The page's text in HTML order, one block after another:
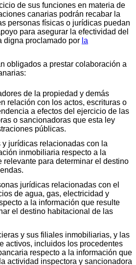
de sus funciones en materia de
canarias podrán recabar la
personas físicas o jurídicas puedan
para asegurar la efectividad del
digna proclamado por la
obligados a prestar colaboración a
de la propiedad y demás
relación con los actos, escrituras o
a efectos del ejercicio de las
o sancionadoras que esta ley
públicas.
y jurídicas relacionadas con la
inmobiliaria respecto a la
relevante para determinar el destino
jurídicas relacionadas con el
de agua, gas, electricidad y
a la información que resulte
el destino habitacional de las
y sus filiales inmobiliarias, y las
activos, incluidos los procedentes
respecto a la información que
actividad inspectora y sancionadora